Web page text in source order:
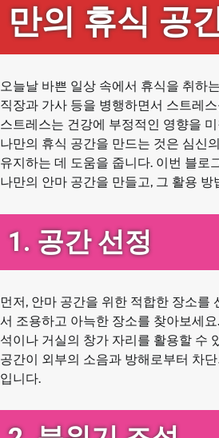
만의 휴식 공
오늘날 바쁜 일상 속에서 휴식을 취하
직장과 가사 등을 병행하면서 스트레
스트레스는 건강에 부정적인 영향을
나만의 휴식 공간을 만드는 것은 심신의
유지하는 데 도움을 줍니다. 이번 블로
나만의 안마 공간을 만들고, 그 활용
1. 공간 선정
먼저, 안마 공간을 위한 적합한 장소를
서 조용하고 아늑한 장소를 찾아보세
석이나 거실의 창가 자리를 활용할 수
공간이 외부의 소음과 방해로부터 차
입니다.